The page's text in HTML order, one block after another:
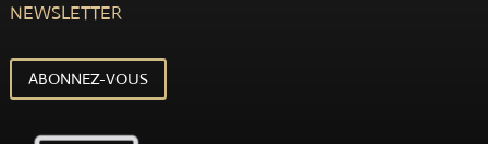
NEWSLETTER
ABONNEZ-VOUS